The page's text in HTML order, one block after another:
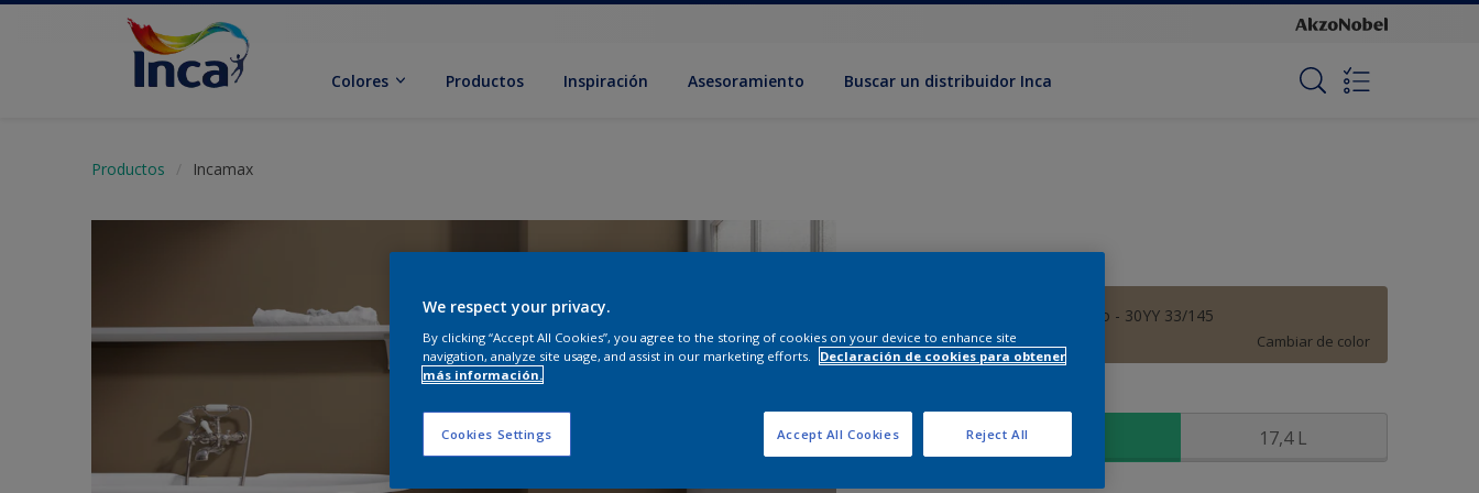
Colores Productos Inspiración Asesoramiento Buscar un distribuidor Inca
Productos Incamax
Amaranto Seco - 30YY 33/145
Cambiar de color
17,4 L
We respect your privacy.
By clicking “Accept All Cookies”, you agree to the storing of cookies on your device to enhance site
navigation, analyze site usage, and assist in our marketing efforts.
Declaración de cookies para obtener
más información.
Cookies Settings Reject All
Accept All Cookies